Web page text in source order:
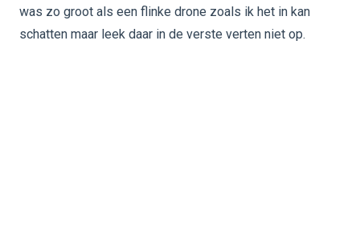
was zo groot als een flinke drone zoals ik het in kan
schatten maar leek daar in de verste verten niet op.